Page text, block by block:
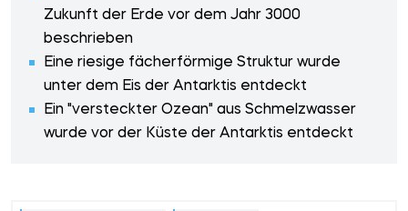
Zukunft der Erde vor dem Jahr 3000
beschrieben
Eine riesige fächerförmige Struktur wurde
unter dem Eis der Antarktis entdeckt
Ein "versteckter Ozean" aus Schmelzwasser
wurde vor der Küste der Antarktis entdeckt